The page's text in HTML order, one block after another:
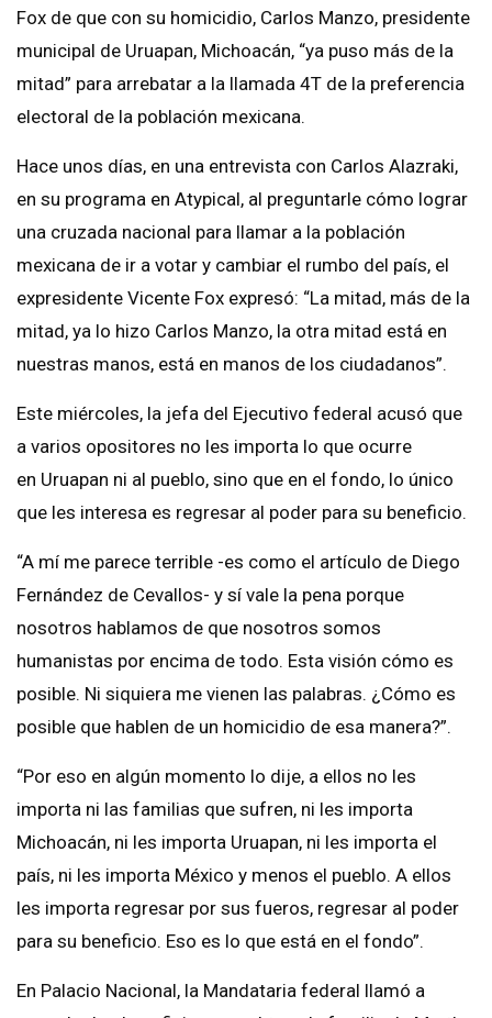
Fox de que con su homicidio, Carlos Manzo, presidente
municipal de Uruapan, Michoacán, “ya puso más de la
mitad” para arrebatar a la llamada 4T de la preferencia
electoral de la población mexicana.
Hace unos días, en una entrevista con Carlos Alazraki,
en su programa en Atypical, al preguntarle cómo lograr
una cruzada nacional para llamar a la población
mexicana de ir a votar y cambiar el rumbo del país, el
expresidente Vicente Fox expresó: “La mitad, más de la
mitad, ya lo hizo Carlos Manzo, la otra mitad está en
nuestras manos, está en manos de los ciudadanos”.
Este miércoles, la jefa del Ejecutivo federal acusó que
a varios opositores no les importa lo que ocurre
en Uruapan ni al pueblo, sino que en el fondo, lo único
que les interesa es regresar al poder para su beneficio.
“A mí me parece terrible -es como el artículo de Diego
Fernández de Cevallos- y sí vale la pena porque
nosotros hablamos de que nosotros somos
humanistas por encima de todo. Esta visión cómo es
posible. Ni siquiera me vienen las palabras. ¿Cómo es
posible que hablen de un homicidio de esa manera?”.
“Por eso en algún momento lo dije, a ellos no les
importa ni las familias que sufren, ni les importa
Michoacán, ni les importa Uruapan, ni les importa el
país, ni les importa México y menos el pueblo. A ellos
les importa regresar por sus fueros, regresar al poder
para su beneficio. Eso es lo que está en el fondo”.
En Palacio Nacional, la Mandataria federal llamó a